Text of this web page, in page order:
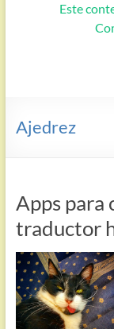
Este
Ajedrez
Apps para
traductor